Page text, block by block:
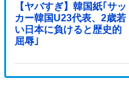
【ヤバすぎ】韓国紙｢サッ
カー韓国U23代表、2歳若
い日本に負けると歴史的
屈辱｣